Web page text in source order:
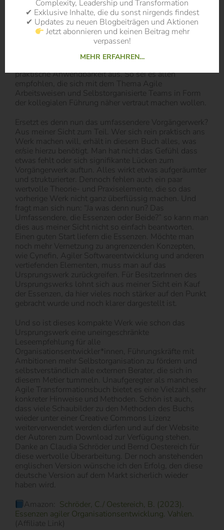
Informationen über das Autorenduo beinhaltet, schließt
das Buch ab.
Das Fazit
Wie bereits sein umfassenderes Vorgängerwerk
praktische Anwendbarkeit aus. So sei es allen
empfohlen, die sich mit dem Thema Agile
Arbeitsweisen und Selbstorganisierte Teams in Form
der kollegialen Führung näher vertraut machen wollen.
Ersetzt es denn nun das umfassendere Vorgängerwerk?
Aus meiner Sicht zum Teil. Wer sich rein praktisch ans
Werk machen will, erhält in diesem Buch alles, was
er/sie hierzu benötigt. Man hat nicht das Gefühl dass
etwas fehlt oder sich signifikante Lücken zum
Vorgängerwerk auftun. Alles wirkt etwas aufgeräumter
und strukturierter. Dennoch fehlen auch ein paar
wertvolle Theorie- und Praxiselemente, die so das
vorherige Werk nicht ganz überflüssig machen. Und
fragt man sich nun: “Ja was denn nun? Das
Umfassendere, die Essenzen oder Beide?” so kann man
dies aus meiner Sicht nicht so einfach beantworten.
Einen guten Start liefern die Essenzen. Möchte man
noch mehr Vernetzung zu angrenzenden Konzepten,
wie Cynefin, Agiler Softwareentwicklung und anderen
vertiefenden Elementen, muss man auf das
Ursprungswerk zurückgreifen. Für BesitzerInnen des
Ursprungswerks lohnt sich aus meiner Sicht ein Kauf
der Essenzen, da hier vieles noch stärker auf den Punkt
gebracht wurde und noch klarer dargestellt ist.
Und so ist dieses kompakte Werk wie schon das
Ursprungswerk eine uneingeschränkte
Leseempfehlung für alle
Organisationsentwickler*innen, Führungskräfte mit
Ambitionen mehr Selbstorganisation zu fördern und
selbstverständlich alle externen Berater, die sich in
diesem Metier tummeln. Unaufgeregter als manches
Agile Transformationsbuch bietet es eine Vielzahl sehr
konkreter Hinweise und Methoden. Schön ist auch,
dass viele Schaubilder zu den Methoden des Buchs
wieder unter einer Creative Commons Lizenz
weiterverwendet werden dürfen und auf der Website
der Autoren zum Download zur Verfügung stehen.
Danke an Claudia Schröder und Bernd Oestereich für
diese wertvolle Überarbeitung. Der noch anstehenden
englischen Version wünsche ich den Erfolg, den diese
deutsche Version auf dem Markt sicherlich wieder
haben wird.
Amazon: Schröder, C./ Oestereich, B. (2023).
Essenzen agiler Organisationsentwicklung. Vahlen.
(Affiliate Link)
Complexity, Leadership und Transformation
✔ Exklusive Inhalte, die du sonst nirgends findest
✔ Updates zu neuen Blogbeiträgen und Aktionen
Jetzt abonnieren und keinen Beitrag mehr
verpassen!
MEHR ERFAHREN…